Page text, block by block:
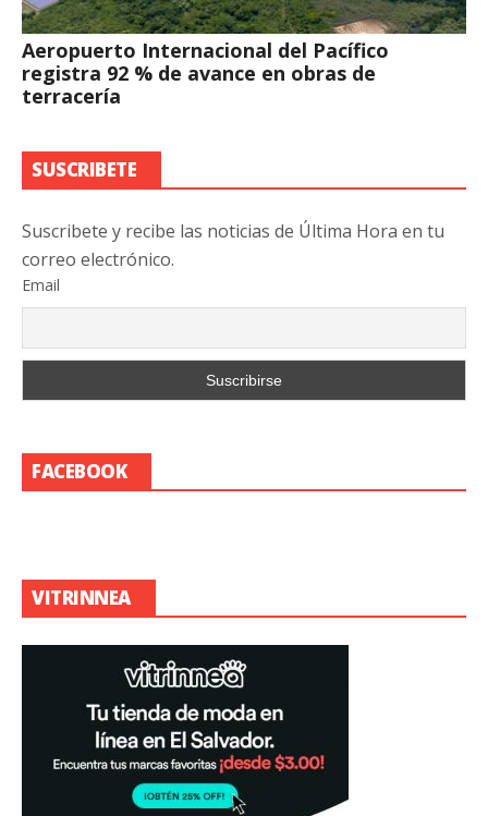
Aeropuerto Internacional del Pacífico
registra 92 % de avance en obras de
terracería
SUSCRIBETE
Suscribete y recibe las noticias de Última Hora en tu
correo electrónico.
Email
FACEBOOK
VITRINNEA